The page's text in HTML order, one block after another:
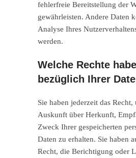
fehlerfreie Bereitstellung der
gewährleisten. Andere Daten
Analyse Ihres
werden.
Welche Rechte
bezüglich Ihrer
Sie haben jederzeit das
Auskunft über Herkunft,
Zweck Ihrer gespeicherten
Daten zu erhalten. Sie haben
Recht, die Berichtigung oder